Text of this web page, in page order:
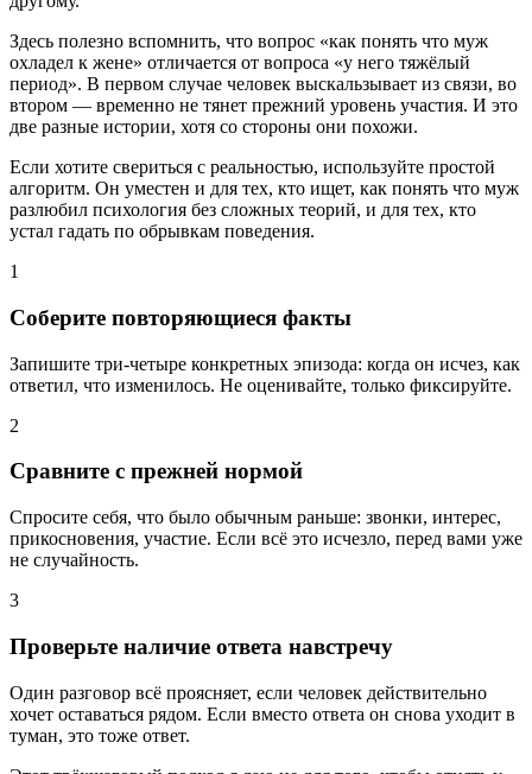
Здесь полезно вспомнить, что вопрос «как понять что муж
охладел к жене» отличается от вопроса «у него тяжёлый
период». В первом случае человек выскальзывает из связи, во
втором — временно не тянет прежний уровень участия. И это
две разные истории, хотя со стороны они похожи.
Если хотите свериться с реальностью, используйте простой
алгоритм. Он уместен и для тех, кто ищет, как понять что муж
разлюбил психология без сложных теорий, и для тех, кто
устал гадать по обрывкам поведения.
1
Соберите повторяющиеся факты
Запишите три-четыре конкретных эпизода: когда он исчез, как
ответил, что изменилось. Не оценивайте, только фиксируйте.
2
Сравните с прежней нормой
Спросите себя, что было обычным раньше: звонки, интерес,
прикосновения, участие. Если всё это исчезло, перед вами уже
не случайность.
3
Проверьте наличие ответа навстречу
Один разговор всё проясняет, если человек действительно
хочет оставаться рядом. Если вместо ответа он снова уходит в
туман, это тоже ответ.